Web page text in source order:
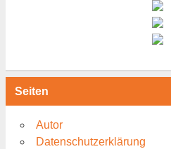
Seiten
Autor
Datenschutzerklärung